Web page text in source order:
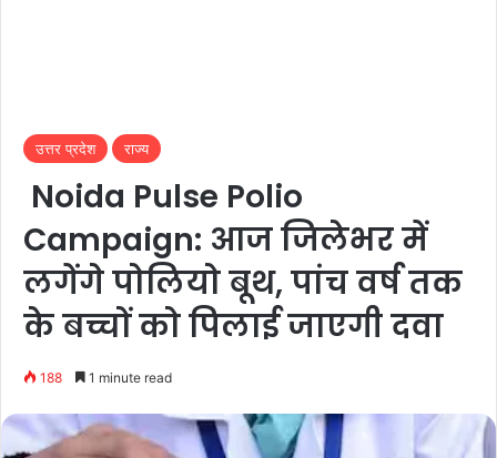
उत्तर प्रदेश राज्य
Noida Pulse Polio
Campaign: आज जिलेभर में
लगेंगे पोलियो बूथ, पांच वर्ष तक
के बच्चों को पिलाई जाएगी दवा
188 1 minute read